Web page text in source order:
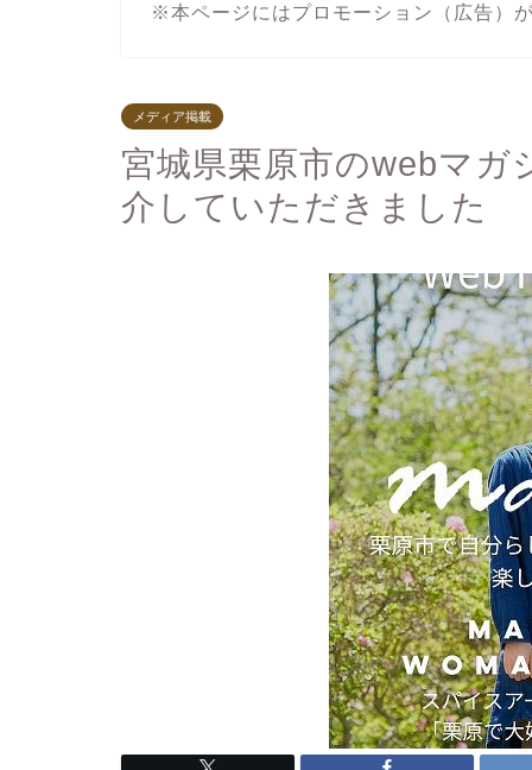
※本ページにはプロモーション（広告）
メディア掲載
宮城県栗原市のwebマ
介していただきました